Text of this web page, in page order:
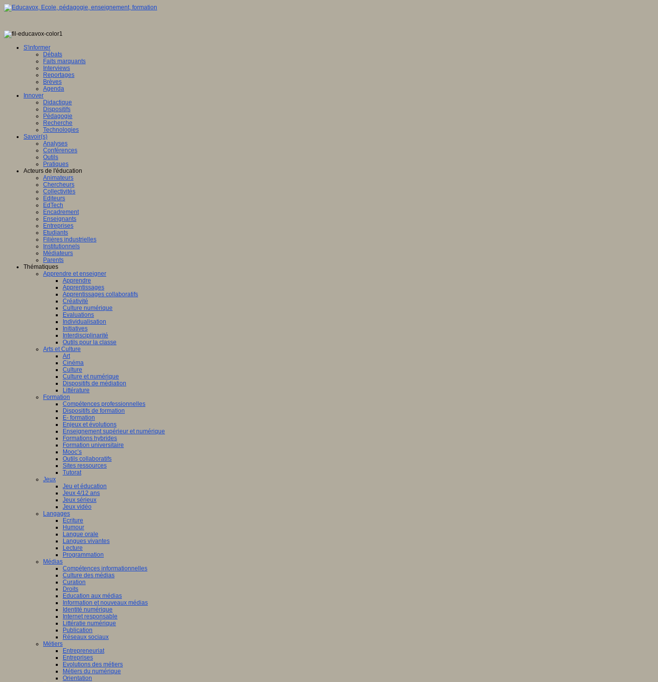
S'informer
Débats
Faits marquants
Interviews
Reportages
Brèves
Agenda
Innover
Didactique
Dispositifs
Pédagogie
Recherche
Technologies
Savoir(s)
Analyses
Conférences
Outils
Pratiques
Acteurs de l'éducation
Animateurs
Chercheurs
Collectivités
Editeurs
EdTech
Encadrement
Enseignants
Entreprises
Etudiants
Filières industrielles
Institutionnels
Médiateurs
Parents
Thématiques
Apprendre et enseigner
Apprendre
Apprentissages
Apprentissages collaboratifs
Créativité
Culture numérique
Evaluations
Individualisation
Initiatives
Interdisciplinarité
Outils pour la classe
Arts et Culture
Art
Cinéma
Culture
Culture et numérique
Dispositifs de médiation
Littérature
Formation
Compétences professionnelles
Dispositifs de formation
E- formation
Enjeux et évolutions
Enseignement supérieur et numérique
Formations hybrides
Formation universitaire
Mooc’s
Outils collaboratifs
Sites ressources
Tutorat
Jeux
Jeu et éducation
Jeux 4/12 ans
Jeux sérieux
Jeux vidéo
Langages
Ecriture
Humour
Langue orale
Langues vivantes
Lecture
Programmation
Médias
Compétences informationnelles
Culture des médias
Curation
Droits
Education aux médias
Information et nouveaux médias
Identité numérique
Internet responsable
Littératie numérique
Publication
Réseaux sociaux
Métiers
Entrepreneuriat
Entreprises
Evolutions des métiers
Métiers du numérique
Orientation